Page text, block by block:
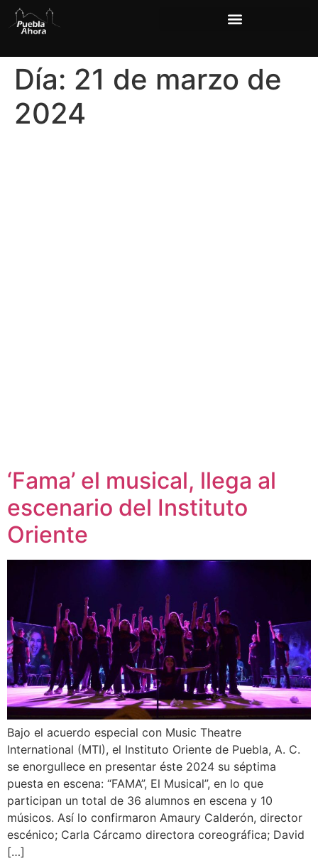
Día: 21 de marzo de
2024
‘Fama’ el musical, llega al
escenario del Instituto
Oriente
Bajo el acuerdo especial con Music Theatre
International (MTI), el Instituto Oriente de Puebla, A. C.
se enorgullece en presentar éste 2024 su séptima
puesta en escena: “FAMA”, El Musical”, en lo que
participan un total de 36 alumnos en escena y 10
músicos. Así lo confirmaron Amaury Calderón, director
escénico; Carla Cárcamo directora coreográfica; David
[…]